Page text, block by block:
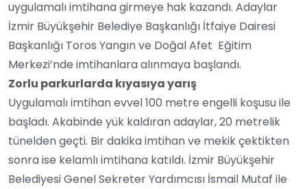
uygulamalı imtihana girmeye hak kazandı. Adaylar
İzmir Büyükşehir Belediye Başkanlığı İtfaiye Dairesi
Başkanlığı Toros Yangın ve Doğal Afet Eğitim
Merkezi’nde imtihanlara alınmaya başlandı.
Zorlu parkurlarda kıyasıya yarış
Uygulamalı imtihan evvel 100 metre engelli koşusu ile
başladı. Akabinde yük kaldıran adaylar, 20 metrelik
tünelden geçti. Bir dakika imtihan ve mekik çektikten
sonra ise kelamlı imtihana katıldı. İzmir Büyükşehir
Belediyesi Genel Sekreter Yardımcısı İsmail Mutaf ile